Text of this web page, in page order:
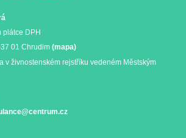
plátce DPH
01 Chrudim (mapa)
v živnostenském rejstříku vedeném Městským